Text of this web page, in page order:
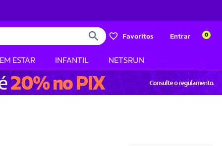
Favoritos Entrar 0
ESTAR INFANTIL NETSRUN